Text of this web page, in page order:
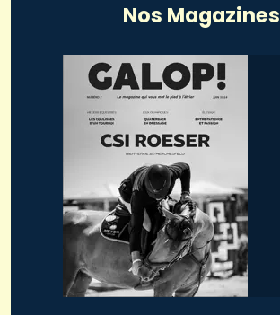
Nos Magazines